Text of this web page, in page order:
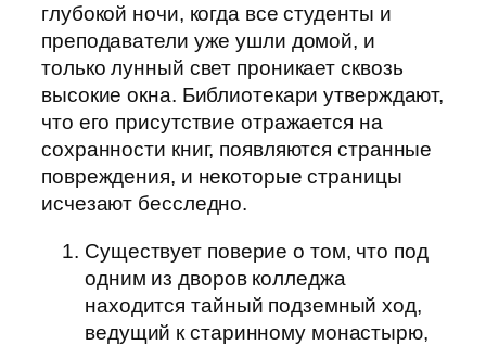
глубокой ночи, когда все студенты и
преподаватели уже ушли домой, и
только лунный свет проникает сквозь
высокие окна. Библиотекари утверждают,
что его присутствие отражается на
сохранности книг, появляются странные
повреждения, и некоторые страницы
исчезают бесследно.
Существует поверие о том, что под
одним из дворов колледжа
находится тайный подземный ход,
ведущий к старинному монастырю,